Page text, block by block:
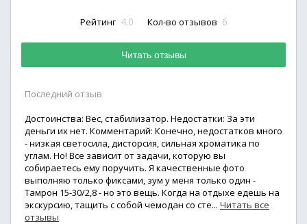
Рейтинг 4.0 Кол-во отзывов 6
Читать отзывы
Последний отзыв
Достоинства: Вес, стабилизатор. Недостатки: За эти
деньги их нет. Комментарий: Конечно, недостатков много
- низкая светосила, дисторсия, сильная хроматика по
углам. Но! Все зависит от задачи, которую вы
собираетесь ему поручить. Я качественные фото
выполняю только фиксами, зум у меня только один -
Тамрон 15-30/2,8 - но это вещь. Когда на отдыхе едешь на
экскурсию, тащить с собой чемодан со сте... Читать все
отзывы